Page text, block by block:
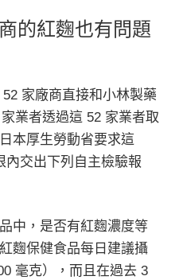
的紅麴也有問題
家廠商直接和小林製藥
業者透過這 52 家業者取
本厚生勞動省要求這
內交出下列自主檢驗報
中，是否有紅麴濃度等
麴保健食品每日建議攝
毫克），而且在過去 3